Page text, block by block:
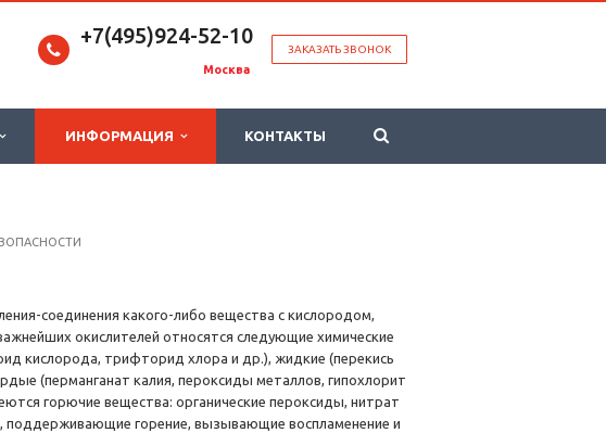
ЗАКАЗАТЬ ЗВОНОК
+7(495)924-52-10
Москва
ИНФОРМАЦИЯ КОНТАКТЫ
соединения какого-либо вещества с кислородом,
окислителей относятся следующие химические
кислорода, трифторид хлора и др.), жидкие (перекись
(перманганат калия, пероксиды металлов, гипохлорит
горючие вещества: органические пероксиды, нитрат
горение, вызывающие воспламенение и